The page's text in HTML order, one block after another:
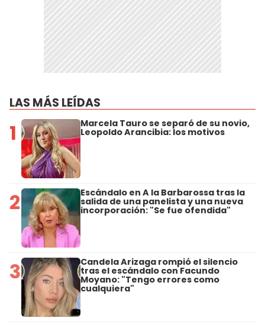
LAS MÁS LEÍDAS
1 Marcela Tauro se separó de su novio,
Leopoldo Arancibia: los motivos
2 Escándalo en A la Barbarossa tras la
salida de una panelista y una nueva
incorporación: "Se fue ofendida"
3 Candela Arizaga rompió el silencio
tras el escándalo con Facundo
Moyano: "Tengo errores como
cualquiera"